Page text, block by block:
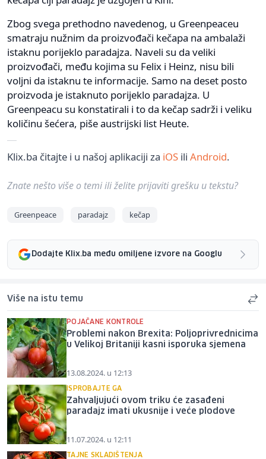
Zbog svega prethodno navedenog, u Greenpeaceu
smatraju nužnim da proizvođači kečapa na ambalaži
istaknu porijeklo paradajza. Naveli su da veliki
proizvođači, među kojima su Felix i Heinz, nisu bili
voljni da istaknu te informacije. Samo na deset posto
proizvoda je istaknuto porijeklo paradajza. U
Greenpeacu su konstatirali i to da kečap sadrži i veliku
količinu šećera, piše austrijski list Heute.
Klix.ba čitajte i u našoj aplikaciji za iOS ili Android.
Znate nešto više o temi ili želite prijaviti grešku u tekstu?
Greenpeace paradajz kečap
Dodajte Klix.ba među omiljene izvore na Googlu
Više na istu temu
POJAČANE KONTROLE
Problemi nakon Brexita: Poljoprivrednicima
u Velikoj Britaniji kasni isporuka sjemena
13.08.2024. u 12:13
ISPROBAJTE GA
Zahvaljujući ovom triku će zasađeni
paradajz imati ukusnije i veće plodove
11.07.2024. u 12:11
TAJNE SKLADIŠTENJA